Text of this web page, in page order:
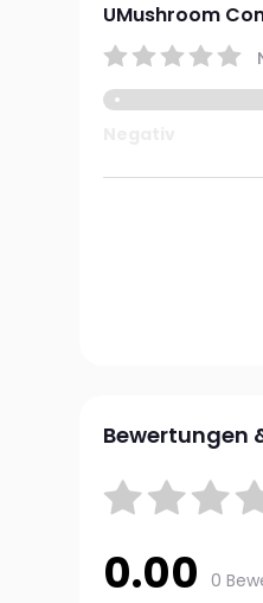
UMushroom
Bewertungen
0.00 0